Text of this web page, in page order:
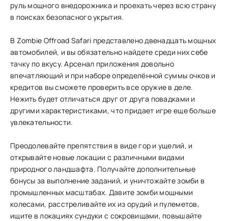
руль мощного внедорожника и проехать через всю страну
в поисках безопасного укрытия.
В Zombie Offroad Safari представлено двенадцать мощных
автомобилей, и вы обязательно найдете среди них себе
тачку по вкусу. Арсенал приложения довольно
впечатляющий и при наборе определённой суммы очков и
кредитов вы сможете проверить все оружие в деле.
Нежить будет отличаться друг от друга повадками и
другими характеристиками, что придает игре еще больше
увлекательности.
Преодолевайте препятствия в виде гор и ущелий, и
открывайте новые локации с различными видами
природного ландшафта. Получайте дополнительные
бонусы за выполнение заданий, и уничтожайте зомби в
промышленных масштабах. Давите зомби мощными
колесами, расстреливайте их из орудий и пулеметов,
ищите в локациях сундуки с сокровищами, повышайте